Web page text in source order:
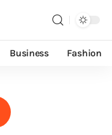
Business Fashion